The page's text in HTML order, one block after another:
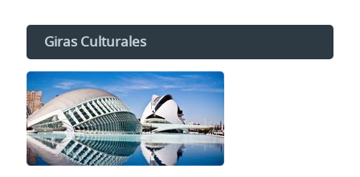
Giras Culturales